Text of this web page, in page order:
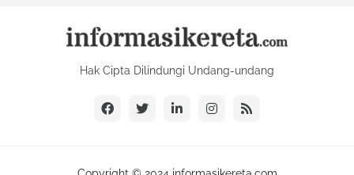
Hak Cipta Dilindungi Undang-undang